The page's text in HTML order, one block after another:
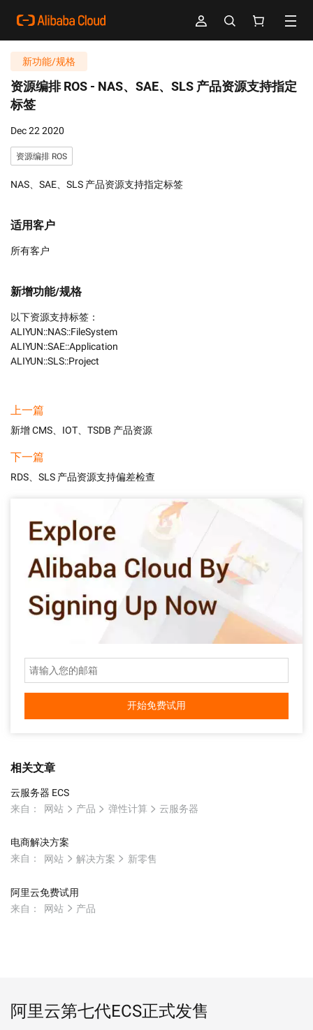
新功能/规格
资源编排 ROS - NAS、SAE、SLS 产品资源支持指定
标签
Dec 22 2020
资源编排 ROS
NAS、SAE、SLS 产品资源支持指定标签
适用客户
所有客户
新增功能/规格
以下资源支持标签：
ALIYUN::NAS::FileSystem
ALIYUN::SAE::Application
ALIYUN::SLS::Project
上一篇
新增 CMS、IOT、TSDB 产品资源
下一篇
RDS、SLS 产品资源支持偏差检查
开始免费试用
相关文章
云服务器 ECS
来自：
网站 产品 弹性计算 云服务器
电商解决方案
来自：
网站 解决方案 新零售
阿里云免费试用
来自：
网站 产品
阿里云第七代ECS正式发售